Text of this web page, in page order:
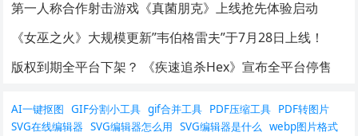
第一人称合作射击游戏《真菌朋克》上线抢先体验启动
《女巫之火》大规模更新”韦伯格雷夫”于7月28日上线！
版权到期全平台下架？ 《疾速追杀Hex》宣布全平台停售
AI一键抠图 GIF分割小工具 gif合并工具 PDF压缩工具 PDF转图片
SVG在线编辑器 SVG编辑器怎么用 SVG编辑器是什么 webp图片格式